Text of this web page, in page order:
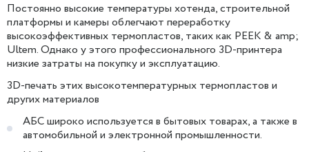
Постоянно высокие температуры хотенда, строительной
платформы и камеры облегчают переработку
высокоэффективных термопластов, таких как PEEK & amp;
Ultem. Однако у этого профессионального 3D-принтера
низкие затраты на покупку и эксплуатацию.
3D-печать этих высокотемпературных термопластов и
других материалов
АБС широко используется в бытовых товарах, а также в
автомобильной и электронной промышленности.